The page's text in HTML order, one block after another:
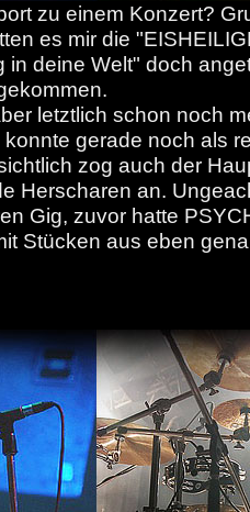
zu einem Konzert?
es mir die
in deine Welt" doch
letztlich schon noch
gerade noch als
zog auch der
Herscharen an.
Gig, zuvor hatte
Stücken aus eben